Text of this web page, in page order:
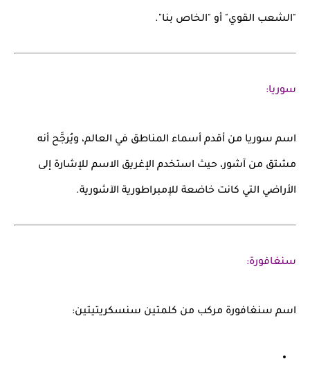
"الشعب القوي" أو "الخاص بنا".
سوريا:
اسم سوريا من أقدم أسماء المناطق في العالم، ويُرجَّح أنه
مشتق من آشور، حيث استخدم الإغريق الاسم للإشارة إلى
الأراضي التي كانت خاضعة للإمبراطورية الآشورية.
سنغافورة:
اسم سنغافورة مركب من كلمتين سنسكريتيتين: